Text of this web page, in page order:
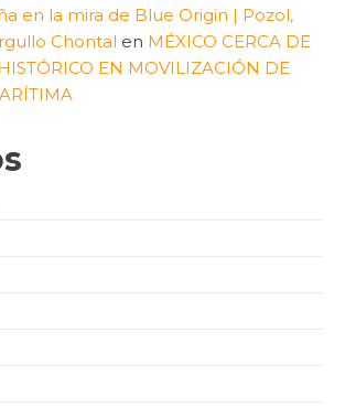
en la mira de Blue Origin | Pozol,
Chontal en MÉXICO CERCA DE
EN MOVILIZACIÓN DE